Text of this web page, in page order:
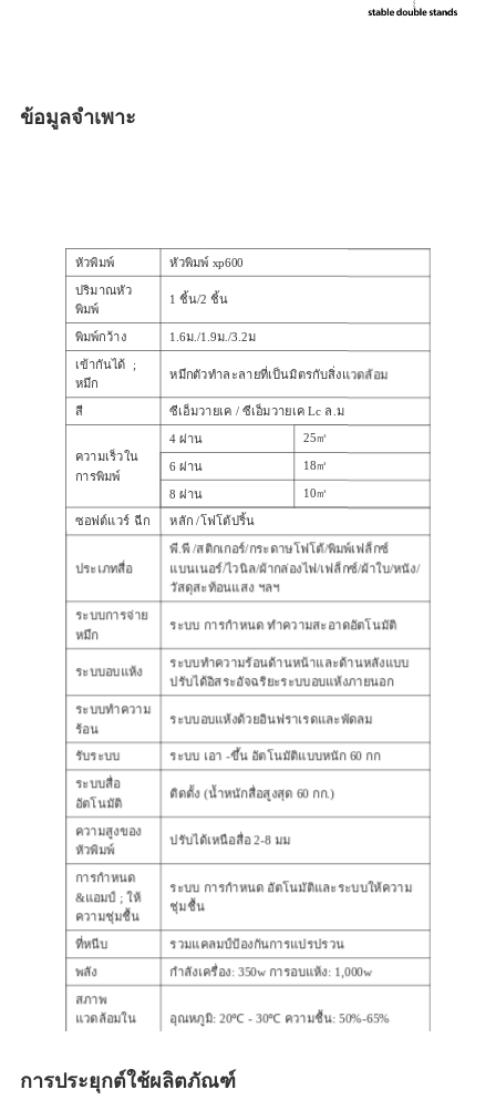
ข้อมูลจำเพาะ
หัวพิมพ์ หัวพิมพ์ xp600
ปริมาณหัว
พิมพ์
1 ชิ้น/2 ชิ้น
พิมพ์กว้าง 1.6ม./1.9ม./3.2ม
เข้ากันได้ ;
หมึก
หมึกตัวทำละลายที่เป็นมิตรกับสิ่งแวดล้อม
สี ซีเอ็มวายเค / ซีเอ็มวายเค Lc ล.ม
ความเร็วใน
การพิมพ์
4 ผ่าน 25㎡
6 ผ่าน 18㎡
8 ผ่าน 10㎡
ซอฟต์แวร์ ฉีก หลัก /โฟโต้ปริ้น
ประเภทสื่อ
พี.พี /สติกเกอร์/กระดาษโฟโต้/พิมพ์เฟล็กซ์
แบนเนอร์/ไวนิล/ผ้ากล่องไฟ/เฟล็กซ์/ผ้าใบ/หนัง/
วัสดุสะท้อนแสง ฯลฯ
ระบบการจ่าย
หมึก
ระบบ การกำหนด ทำความสะอาดอัตโนมัติ
ระบบอบแห้ง
ระบบทำความร้อนด้านหน้าและด้านหลังแบบ
ปรับได้อิสระอัจฉริยะระบบอบแห้งภายนอก
ระบบทำความ
ร้อน
ระบบอบแห้งด้วยอินฟราเรดและพัดลม
รับระบบ ระบบ เอา -ขึ้น อัตโนมัติแบบหนัก 60 กก
ระบบสื่อ
อัตโนมัติ
ติดตั้ง (น้ำหนักสื่อสูงสุด 60 กก.)
ความสูงของ
หัวพิมพ์
ปรับได้เหนือสื่อ 2-8 มม
การกำหนด
&แอมป์ ; ให้
ความชุ่มชื้น
ระบบ การกำหนด อัตโนมัติและระบบให้ความ
ชุ่มชื้น
ที่หนีบ รวมแคลมป์ป้องกันการแปรปรวน
พลัง กำลังเครื่อง: 350w การอบแห้ง: 1,000w
สภาพ
แวดล้อมใน
อุณหภูมิ: 20℃ - 30℃ ความชื้น: 50%-65%
ขนาดเครื่อง
0.8 * 1.5 ม.)
การประยุกต์ใช้ผลิตภัณฑ์